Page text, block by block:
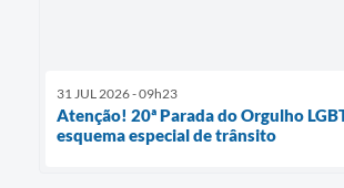
31 JUL 2026 - 09h23
Atenção! 20ª Parada do Orgulho
esquema especial de trânsito